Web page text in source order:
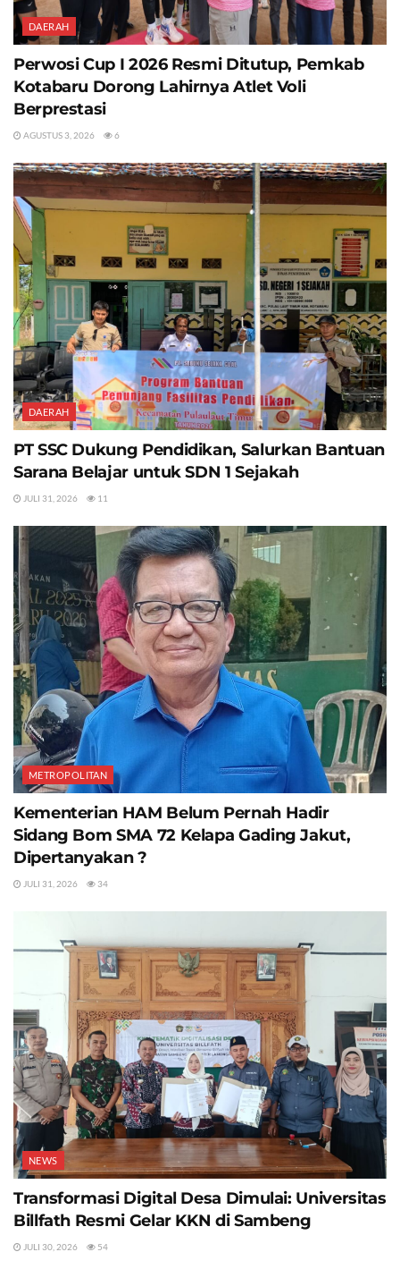
DAERAH
Perwosi Cup I 2026 Resmi Ditutup, Pemkab
Kotabaru Dorong Lahirnya Atlet Voli
Berprestasi
AGUSTUS 3, 2026 6
DAERAH
PT SSC Dukung Pendidikan, Salurkan Bantuan
Sarana Belajar untuk SDN 1 Sejakah
JULI 31, 2026 11
METROPOLITAN
Kementerian HAM Belum Pernah Hadir
Sidang Bom SMA 72 Kelapa Gading Jakut,
Dipertanyakan ?
JULI 31, 2026 34
NEWS
Transformasi Digital Desa Dimulai: Universitas
Billfath Resmi Gelar KKN di Sambeng
JULI 30, 2026 54